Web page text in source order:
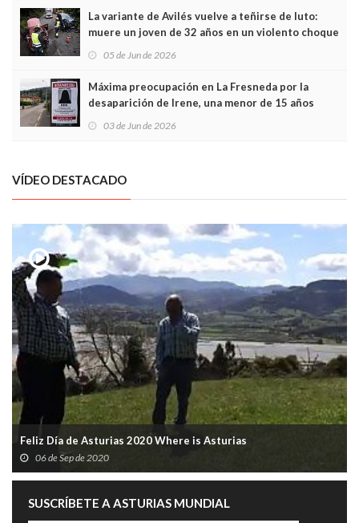
La variante de Avilés vuelve a teñirse de luto:
muere un joven de 32 años en un violento choque
frontal
05 de Jun de 2026
Máxima preocupación en La Fresneda por la
desaparición de Irene, una menor de 15 años
03 de Jun de 2026
VÍDEO DESTACADO
Feliz Día de Asturias 2020 Where is Asturias
06 de Sep de 2020
SUSCRÍBETE A ASTURIAS MUNDIAL